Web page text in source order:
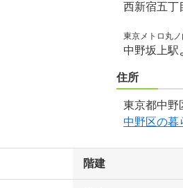
西新宿五丁
東京メトロ丸
中野坂上駅
住所
東京都中野
中野区の暮
階建